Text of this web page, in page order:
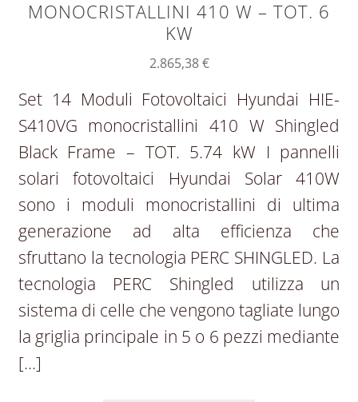
MONOCRISTALLINI 410 W – TOT. 6
KW
2.865,38€
Set 14 Moduli Fotovoltaici Hyundai HIE-
S410VG monocristallini 410 W Shingled
Black Frame – TOT. 5.74 kW I pannelli
solari fotovoltaici Hyundai Solar 410W
sono i moduli monocristallini di ultima
generazione ad alta efficienza che
sfruttano la tecnologia PERC SHINGLED. La
tecnologia PERC Shingled utilizza un
sistema di celle che vengono tagliate lungo
la griglia principale in 5 o 6 pezzi mediante
[…]